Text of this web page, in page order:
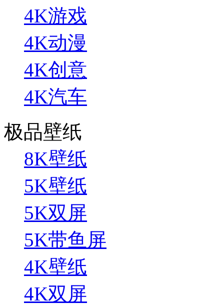
4K游戏
4K动漫
4K创意
4K汽车
极品壁纸
8K壁纸
5K壁纸
5K双屏
5K带鱼屏
4K壁纸
4K双屏